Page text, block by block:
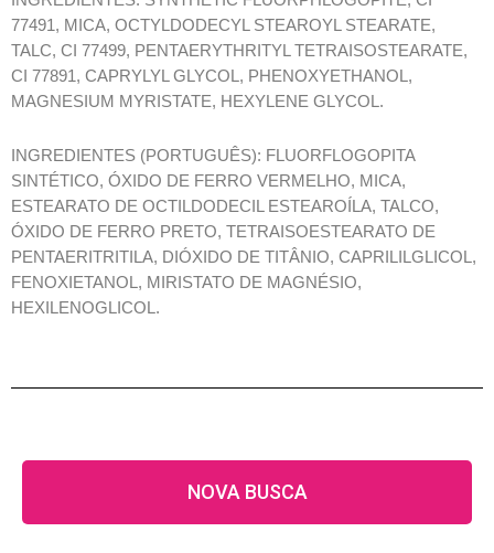
77491, MICA, OCTYLDODECYL STEAROYL STEARATE,
TALC, CI 77499, PENTAERYTHRITYL TETRAISOSTEARATE,
CI 77891, CAPRYLYL GLYCOL, PHENOXYETHANOL,
MAGNESIUM MYRISTATE, HEXYLENE GLYCOL.
INGREDIENTES (PORTUGUÊS): FLUORFLOGOPITA
SINTÉTICO, ÓXIDO DE FERRO VERMELHO, MICA,
ESTEARATO DE OCTILDODECIL ESTEAROÍLA, TALCO,
ÓXIDO DE FERRO PRETO, TETRAISOESTEARATO DE
PENTAERITRITILA, DIÓXIDO DE TITÂNIO, CAPRILILGLICOL,
FENOXIETANOL, MIRISTATO DE MAGNÉSIO,
HEXILENOGLICOL.
NOVA BUSCA